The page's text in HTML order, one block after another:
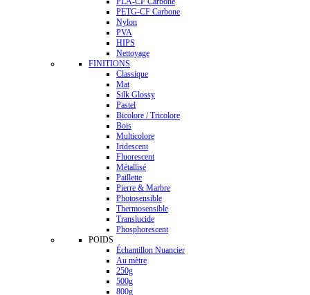
PETG-CF Carbone
Nylon
PVA
HIPS
Nettoyage
FINITIONS
Classique
Mat
Silk Glossy
Pastel
Bicolore / Tricolore
Bois
Multicolore
Iridescent
Fluorescent
Métallisé
Paillette
Pierre & Marbre
Photosensible
Thermosensible
Translucide
Phosphorescent
POIDS
Échantillon Nuancier
Au mètre
250g
500g
800g